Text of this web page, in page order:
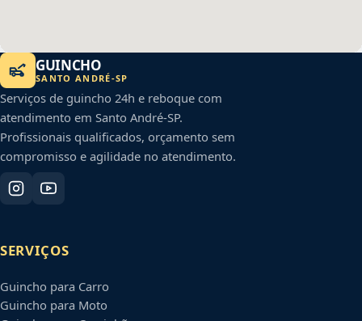
GUINCHO
SANTO ANDRÉ-SP
Serviços de guincho 24h e reboque com
atendimento em Santo André-SP.
Profissionais qualificados, orçamento sem
compromisso e agilidade no atendimento.
SERVIÇOS
Guincho para Carro
Guincho para Moto